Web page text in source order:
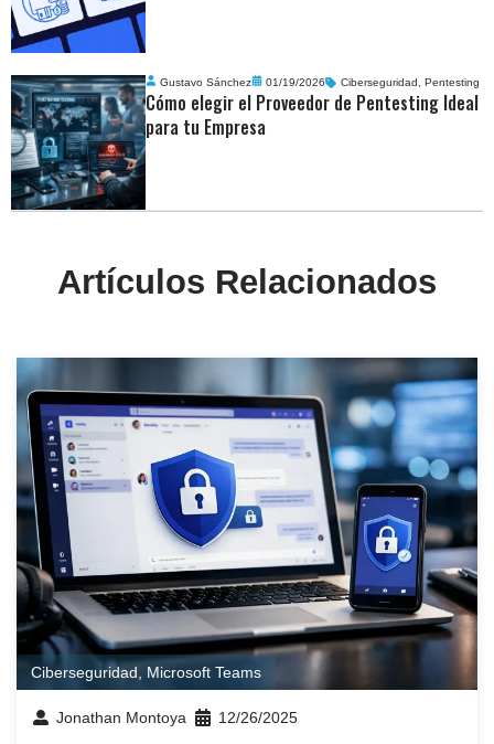
Gustavo Sánchez 01/19/2026 Ciberseguridad ,Pentesting
Cómo elegir el Proveedor de Pentesting Ideal
para tu Empresa
Artículos Relacionados
Ciberseguridad Microsoft Teams
Jonathan Montoya 12/26/2025